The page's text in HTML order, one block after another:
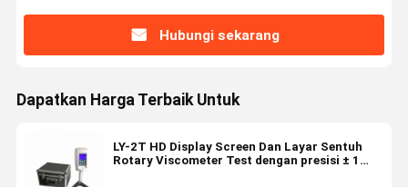
Hubungi sekarang
Dapatkan Harga Terbaik Untuk
LY-2T HD Display Screen Dan Layar Sentuh
Rotary Viscometer Test dengan presisi ± 1